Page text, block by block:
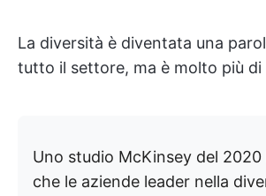
La diversità è diventata una
tutto il settore, ma è molto più di
Uno studio McKinsey del
che le aziende leader nella